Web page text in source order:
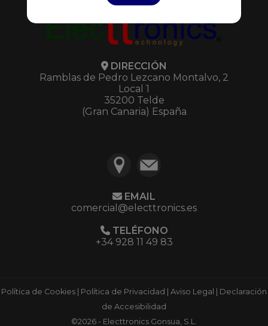
DIRECCIÓN
Ramblas de Pedro Lezcano Montalvo, 2
Local 1
35200 Telde
(Gran Canaria) España
EMAIL
comercial@electtronics.es
TELÉFONO
+34 928 11 49 83
Política de Cookies Política de Privacidad Aviso Legal
Declaración
de Accesibilidad
©2026 - Electtronics Gonsua, S.L.